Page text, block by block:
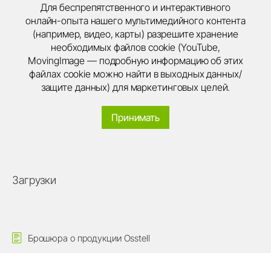
Для беспрепятственного и интерактивного
онлайн-опыта нашего мультимедийного контента
(например, видео, карты) разрешите хранение
необходимых файлов cookie (YouTube,
MovingImage — подробную информацию об этих
файлах cookie можно найти в выходных данных/
защите данных) для маркетинговых целей.
Принимать
Загрузки
Брошюра о продукции Osstell